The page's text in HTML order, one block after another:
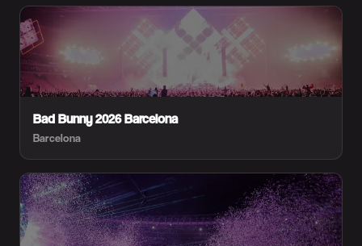
Bad Bunny 2026 Barcelona
Barcelona